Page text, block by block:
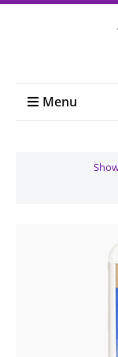
Menu